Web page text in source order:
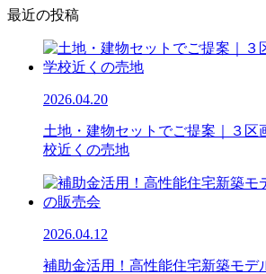
最近の投稿
2026.04.20
土地・建物セットでご提案｜３区
校近くの売地
2026.04.12
補助金活用！高性能住宅新築モデ